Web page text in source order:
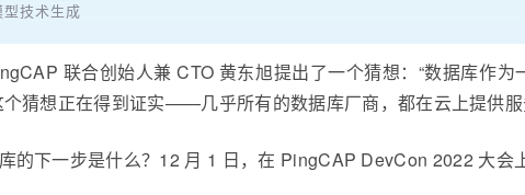
技术生成
联合创始人兼 CTO 黄东旭提出了一个猜想：“数据库作
猜想正在得到证实——几乎所有的数据库厂商，都在云上提供
的下一步是什么？12 月 1 日，在 PingCAP DevCon 2022 大会